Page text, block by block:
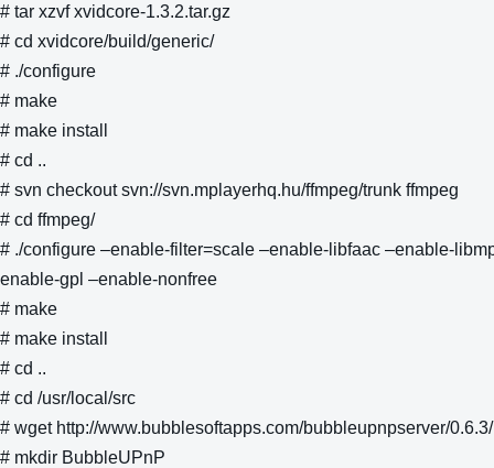
# tar xzvf xvidcore-1.3.2.tar.gz
# cd xvidcore/build/generic/
# ./configure
# make
# make install
# cd ..
# svn checkout svn://svn.mplayerhq.hu/ffmpeg/trunk ffmpeg
# cd ffmpeg/
# ./configure –enable-filter=scale –enable-libfaac –enable-
enable-gpl –enable-nonfree
# make
# make install
# cd ..
# cd /usr/local/src
# wget http://www.bubblesoftapps.com/bubbleupnpserver/
# mkdir BubbleUPnP